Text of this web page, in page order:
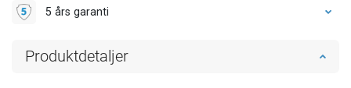
5 års garanti
Produktdetaljer